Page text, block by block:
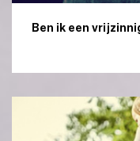
Ben ik een